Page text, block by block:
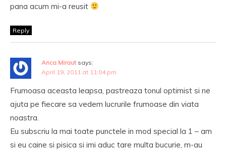
pana acum mi-a reusit
Reply
Anca Miraut says:
April 19, 2011 at 11:04 pm
Frumoasa aceasta leapsa, pastreaza tonul optimist si ne
ajuta pe fiecare sa vedem lucrurile frumoase din viata
noastra.
Eu subscriu la mai toate punctele in mod special la 1 – am
si eu caine si pisica si imi aduc tare multa bucurie, m-au